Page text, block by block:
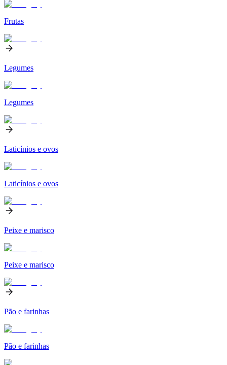
Frutas
Legumes
Legumes
Laticínios e ovos
Laticínios e ovos
Peixe e marisco
Peixe e marisco
Pão e farinhas
Pão e farinhas